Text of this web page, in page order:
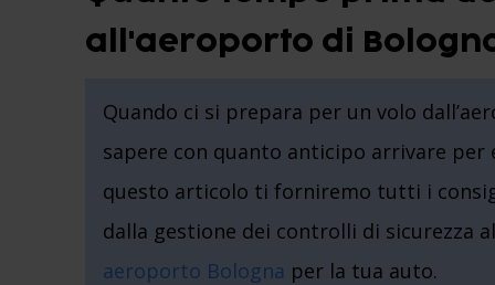
all'aeroporto di
Quando ci si prepara per un volo
sapere con quanto anticipo arrivare
questo articolo ti forniremo tutti i
dalla gestione dei controlli di sicurezza
aeroporto Bologna per la tua auto.